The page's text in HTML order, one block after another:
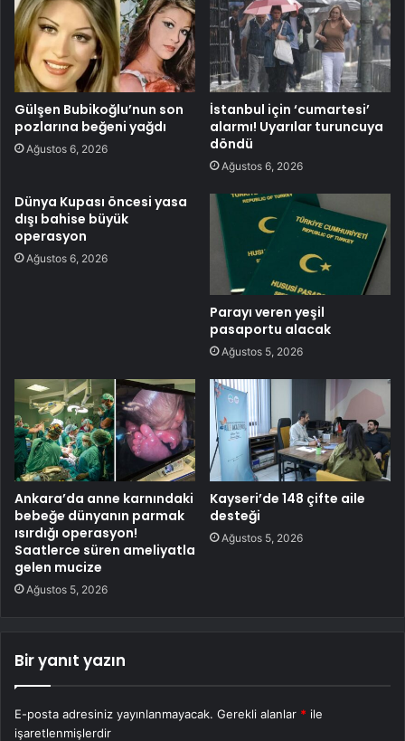
Gülşen Bubikoğlu’nun son
pozlarına beğeni yağdı
Ağustos 6, 2026
İstanbul için ‘cumartesi’
alarmı! Uyarılar turuncuya
döndü
Ağustos 6, 2026
Dünya Kupası öncesi yasa
dışı bahise büyük
operasyon
Ağustos 6, 2026
Parayı veren yeşil
pasaportu alacak
Ağustos 5, 2026
Ankara’da anne karnındaki
bebeğe dünyanın parmak
ısırdığı operasyon!
Saatlerce süren ameliyatla
gelen mucize
Ağustos 5, 2026
Kayseri’de 148 çifte aile
desteği
Ağustos 5, 2026
Bir yanıt yazın
E-posta adresiniz yayınlanmayacak. Gerekli alanlar * ile
işaretlenmişlerdir